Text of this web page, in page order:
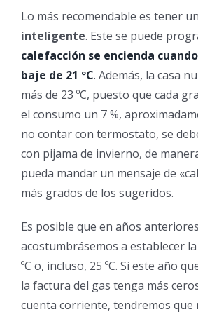
Lo más recomendable es tener un
inteligente. Este se puede
calefacción se encienda
baje de 21 ºC. Además, la casa
más de 23 ºC, puesto que cada
el consumo un 7 %,
no contar con termostato, se
con pijama de invierno, de
pueda mandar un mensaje de
más grados de los sugeridos.
Es posible que en años anteriores
acostumbrásemos a establecer
ºC o, incluso, 25 ºC. Si este año
la factura del gas tenga más
cuenta corriente, tendremos que